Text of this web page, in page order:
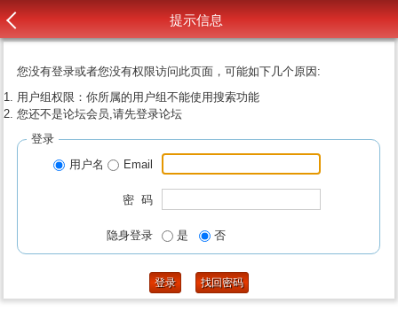
提示信息
您没有登录或者您没有权限访问此页面，可能如下几个原因:
用户组权限：你所属的用户组不能使用搜索功能
您还不是论坛会员,请先登录论坛
登录
用户名
Email
密 码
隐身登录 是 否